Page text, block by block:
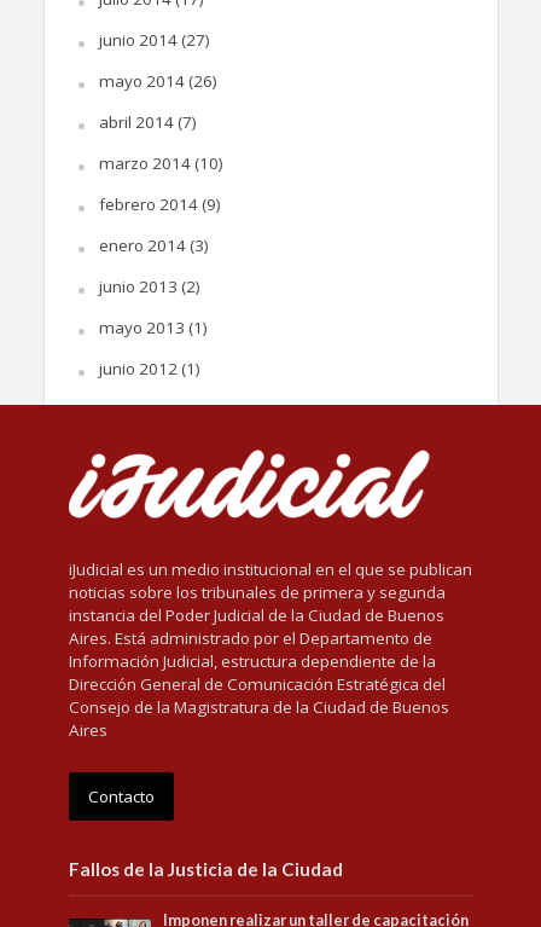
junio 2014(27)
mayo 2014(26)
abril 2014(7)
marzo 2014(10)
febrero 2014(9)
enero 2014(3)
junio 2013 (2)
mayo 2013 (1)
junio 2012(1)
iJudicial es un medio institucional en el que se publican
noticias sobre los tribunales de primera y segunda
instancia del Poder Judicial de la Ciudad de Buenos
Aires. Está administrado por el Departamento de
Información Judicial, estructura dependiente de la
Dirección General de Comunicación Estratégica del
Consejo de la Magistratura de la Ciudad de Buenos
Aires
Contacto
Fallos de la Justicia de la Ciudad
Imponen realizar un taller de capacitación